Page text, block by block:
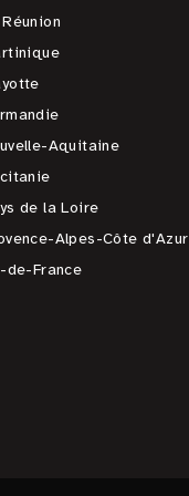
Aquitaine
de la Loire
Alpes-Côte d'Azur
de-France